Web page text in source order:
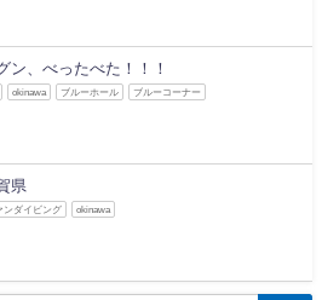
ン、べったべた！！！
okinawa ブルーホール ブルーコーナー
県
ンダイビング okinawa